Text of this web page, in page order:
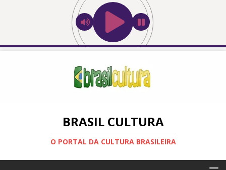
BRASIL CULTURA
O PORTAL DA CULTURA BRASILEIRA